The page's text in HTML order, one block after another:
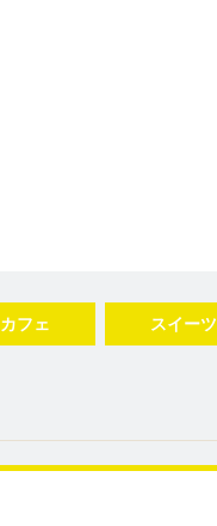
カフェ スイーツ